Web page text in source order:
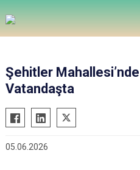
Şehitler
Vatandaşta
05.06.2026